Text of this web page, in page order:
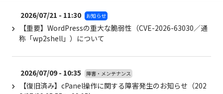
2026/07/21 - 11:30 お知らせ
【重要】WordPressの重大な脆弱性（CVE-2026-63030／通
称「wp2shell」）について
2026/07/09 - 10:35 障害・メンテナンス
【復旧済み】cPanel操作に関する障害発生のお知らせ（202